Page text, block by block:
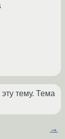
тему. Тема
→